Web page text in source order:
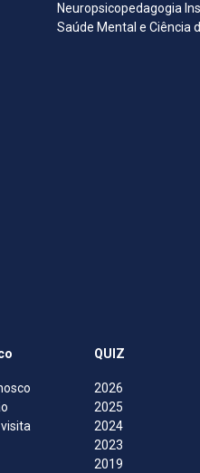
Neuropsicopedagogia
Saúde Mental e Ciência
QUIZ
2026
2025
2024
2023
2019